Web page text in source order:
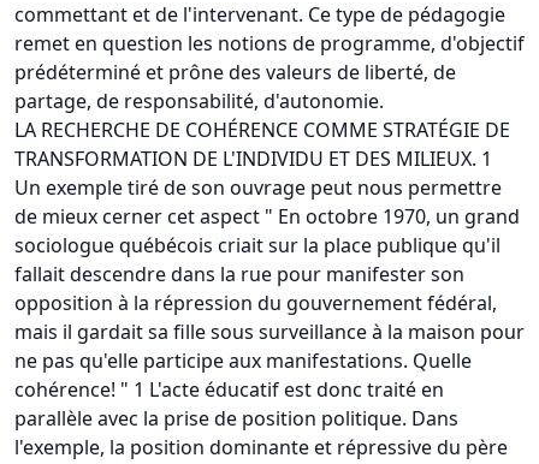
commettant et de l'intervenant. Ce type de pédagogie
remet en question les notions de programme, d'objectif
prédéterminé et prône des valeurs de liberté, de
partage, de responsabilité, d'autonomie.
LA RECHERCHE DE COHÉRENCE COMME STRATÉGIE DE
TRANSFORMATION DE L'INDIVIDU ET DES MILIEUX. 1
Un exemple tiré de son ouvrage peut nous permettre
de mieux cerner cet aspect " En octobre 1970, un grand
sociologue québécois criait sur la place publique qu'il
fallait descendre dans la rue pour manifester son
opposition à la répression du gouvernement fédéral,
mais il gardait sa fille sous surveillance à la maison pour
ne pas qu'elle participe aux manifestations. Quelle
cohérence! " 1 L'acte éducatif est donc traité en
parallèle avec la prise de position politique. Dans
l'exemple, la position dominante et répressive du père